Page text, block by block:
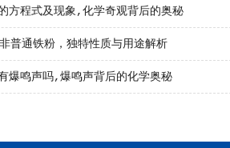
方程式及现象,化学奇观背后的奥秘
普通铁粉，独特性质与用途解析
爆鸣声吗,爆鸣声背后的化学奥秘